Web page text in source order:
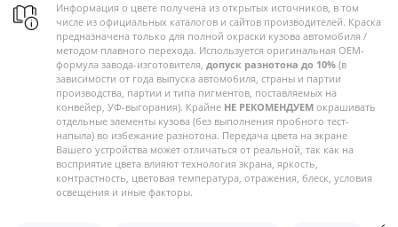
Информация о цвете получена из открытых источников, в том
числе из официальных каталогов и сайтов производителей. Краска
предназначена только для полной окраски кузова автомобиля /
методом плавного перехода. Используется оригинальная OEM-
формула завода-изготовителя, допуск разнотона до 10% (в
зависимости от года выпуска автомобиля, страны и партии
производства, партии и типа пигментов, поставляемых на
конвейер, УФ-выгорания). Крайне НЕ РЕКОМЕНДУЕМ окрашивать
отдельные элементы кузова (без выполнения пробного тест-
напыла) во избежание разнотона. Передача цвета на экране
Вашего устройства может отличаться от реальной, так как на
восприятие цвета влияют технология экрана, яркость,
контрастность, цветовая температура, отражения, блеск, условия
освещения и иные факторы.